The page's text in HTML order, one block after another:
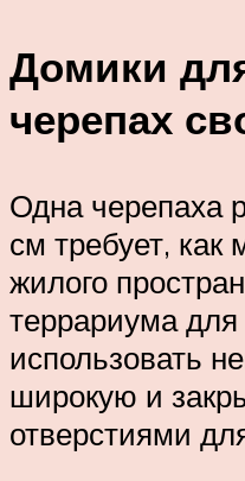
Домики
черепах
Одна черепаха
см требует,
жилого
террариума
использовать
широкую и
отверстиями